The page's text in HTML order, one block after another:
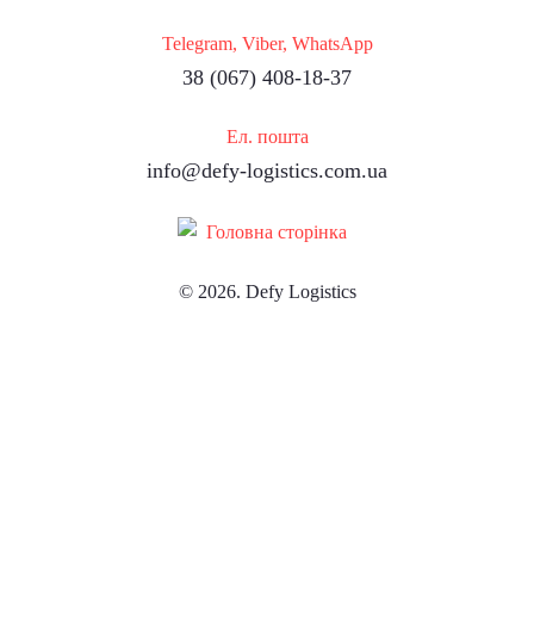
Telegram, Viber, WhatsApp
38 (067) 408-18-37
Ел. пошта
info@defy-logistics.com.ua
© 2026. Defy Logistics